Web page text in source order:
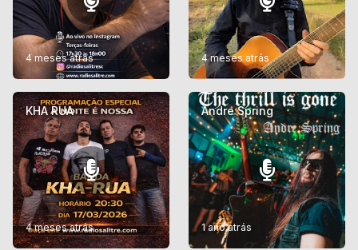
4 meses atrás 4 meses atrás
KHA RUA
4 meses atrás
Andre Spring
1 ano atrás